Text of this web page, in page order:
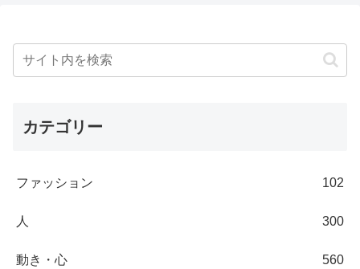
カテゴリー
ファッション 102
人 300
動き・心 560